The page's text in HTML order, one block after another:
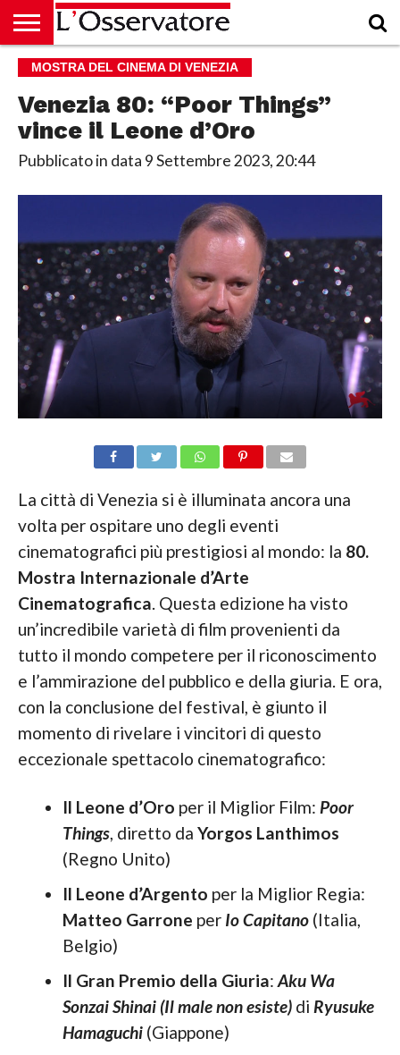
HOME
CULTURA
ECONOMIA
RUBRICHE
ARCHIVIO
PODCAST
ABBONAMENTO
CHI
ACCEDI
MOSTRA DEL CINEMA DI VENEZIA
Venezia 80: “Poor Things”
vince il Leone d’Oro
Pubblicato in data 9 Settembre 2023, 20:44
La città di Venezia si è illuminata ancora una
volta per ospitare uno degli eventi
cinematografici più prestigiosi al mondo: la 80.
Mostra Internazionale d’Arte
Cinematografica. Questa edizione ha visto
un’incredibile varietà di film provenienti da
tutto il mondo competere per il riconoscimento
e l’ammirazione del pubblico e della giuria. E ora,
con la conclusione del festival, è giunto il
momento di rivelare i vincitori di questo
eccezionale spettacolo cinematografico:
Il Leone d’Oro per il Miglior Film: Poor
Things, diretto da Yorgos Lanthimos
(Regno Unito)
Il Leone d’Argento per la Miglior Regia:
Matteo Garrone per Io Capitano(Italia,
Belgio)
Il Gran Premio della Giuria: Aku Wa
Sonzai Shinai (Il male non esiste)di Ryusuke
Hamaguchi(Giappone)